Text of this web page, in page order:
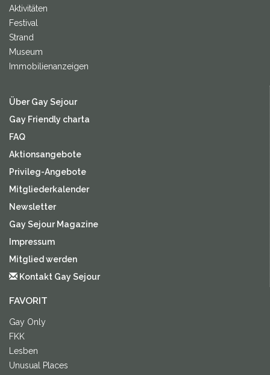
Aktivitäten
Festival
Strand
Museum
Immobilienanzeigen
Über Gay Sejour
Gay Friendly charta
FAQ
Aktionsangebote
Privileg-Angebote
Mitgliederkalender
Newsletter
Gay Sejour Magazine
Impressum
Mitglied werden
Kontakt Gay Sejour
FAVORIT
Gay Only
FKK
Lesben
Unusual Places